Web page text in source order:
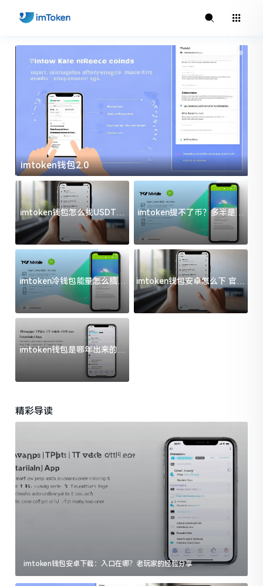
imtoken钱包2.0
imtoken钱包怎么找USDT地
址？三步搞定不踩坑
imtoken提不了币？多半是这
几件事没处理好
imtoken冷钱包能量怎么搞？
过来人告诉你门道
imtoken钱包安卓怎么下 官方
渠道避坑指南
imtoken钱包是哪年出来的？
一文给你说清楚
精彩导读
imtoken钱包安卓下载：入口在哪？老玩家的经验分享